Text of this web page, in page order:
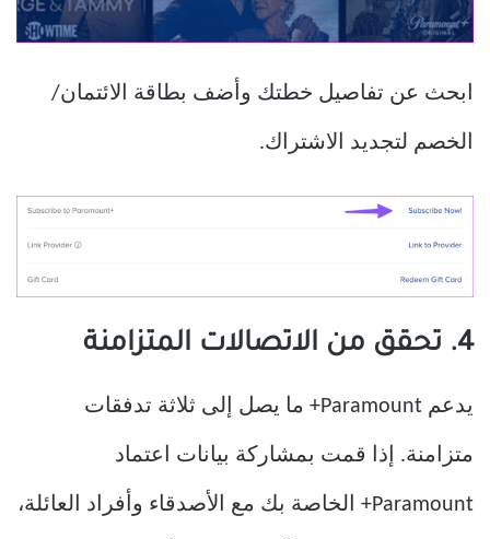
ابحث عن تفاصيل خطتك وأضف بطاقة الائتمان/
الخصم لتجديد الاشتراك.
4. تحقق من الاتصالات المتزامنة
يدعم Paramount+ ما يصل إلى ثلاثة تدفقات
متزامنة. إذا قمت بمشاركة بيانات اعتماد
Paramount+ الخاصة بك مع الأصدقاء وأفراد العائلة،